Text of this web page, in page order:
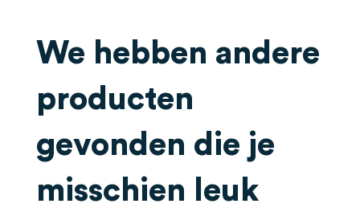
We hebben andere
producten
gevonden die je
misschien leuk